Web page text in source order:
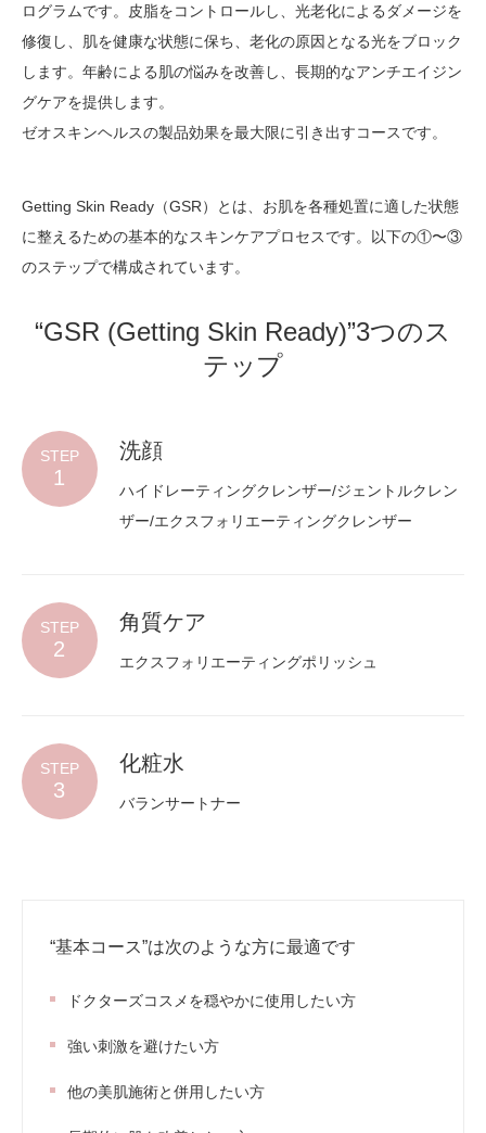
ログラムです。皮脂をコントロールし、光老化によるダメージを
修復し、肌を健康な状態に保ち、老化の原因となる光をブロック
します。年齢による肌の悩みを改善し、長期的なアンチエイジン
グケアを提供します。
ゼオスキンヘルスの製品効果を最大限に引き出すコースです。
Getting Skin Ready（GSR）とは、お肌を各種処置に適した状態
に整えるための基本的なスキンケアプロセスです。以下の①〜③
のステップで構成されています。
“GSR (Getting Skin Ready)”3つのス
テップ
STEP
1
洗顔
ハイドレーティングクレンザー/ジェントルクレン
ザー/エクスフォリエーティングクレンザー
STEP
2
角質ケア
エクスフォリエーティングポリッシュ
STEP
3
化粧水
バランサートナー
“基本コース”は次のような方に最適です
ドクターズコスメを穏やかに使用したい方
強い刺激を避けたい方
他の美肌施術と併用したい方